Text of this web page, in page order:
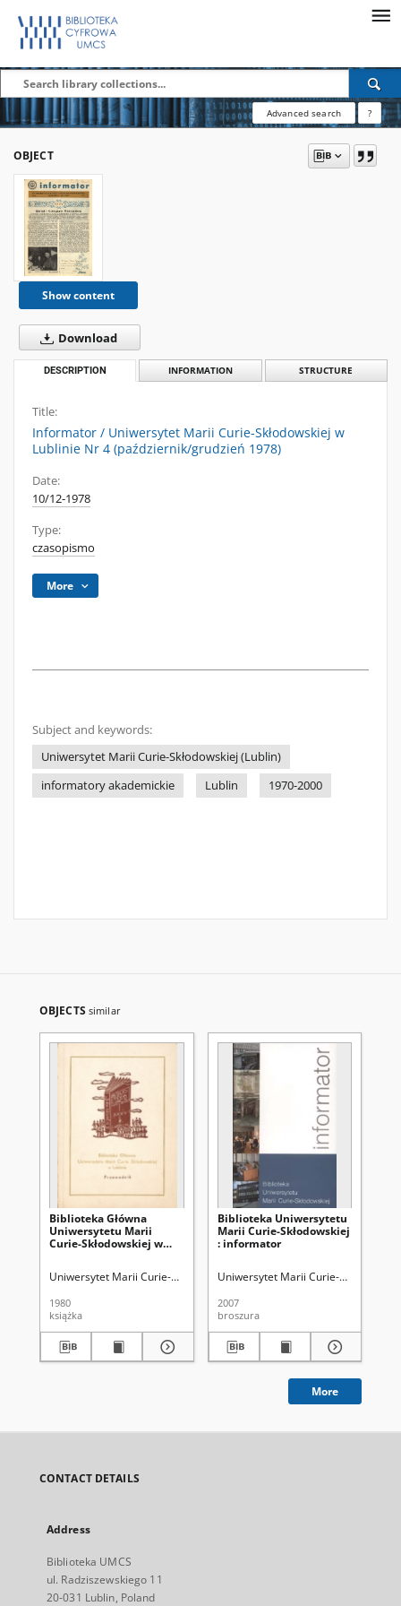
Advanced search ?
OBJECT
Show content
Download
DESCRIPTION INFORMATION STRUCTURE
Title:
Informator / Uniwersytet Marii Curie-Skłodowskiej w
Lublinie Nr 4 (październik/grudzień 1978)
Date:
10/12-1978
Type:
czasopismo
More
Subject and keywords:
Uniwersytet Marii Curie-Skłodowskiej (Lublin)
informatory akademickie
Lublin 1970-2000
OBJECTS similar
Biblioteka Główna
Uniwersytetu Marii
Curie-Skłodowskiej w
Uniwersytet Marii Curie-Skłodowskiej (Lublin). Biblioteka Główna
1980
książka
Biblioteka Uniwersytetu
Marii Curie-Skłodowskiej
: informator
Uniwersytet Marii Curie-
2007
broszura
More
CONTACT DETAILS
Address
Biblioteka UMCS
ul. Radziszewskiego 11
20-031 Lublin, Poland